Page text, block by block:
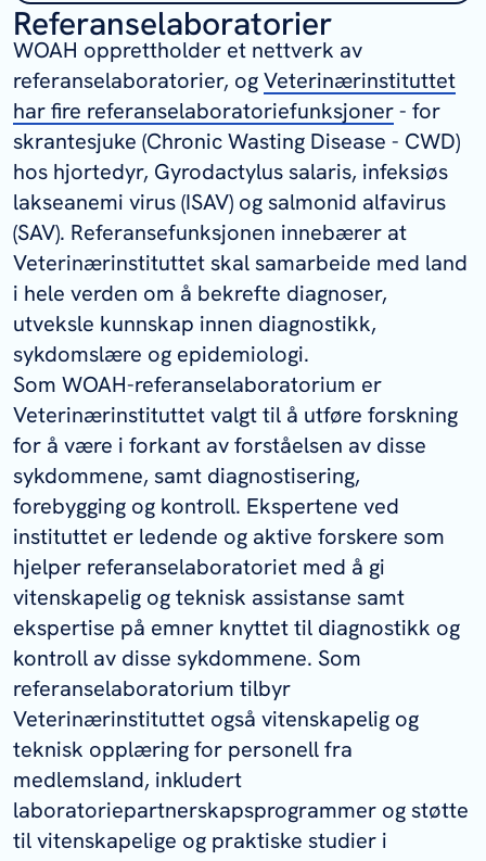
Epidemiologi og risikovurdering av
sykdommer hos akvatiske dyr
(Europa) –Saraya Tavornpanich
Dyrehelseøkonomi –Cecilie Sviland
Walde
Referanselaboratorier
WOAH opprettholder et nettverk av
referanselaboratorier, ogVeterinærinstituttet
har fire referanselaboratoriefunksjoner- for
skrantesjuke (Chronic Wasting Disease - CWD)
hos hjortedyr, Gyrodactylus salaris, infeksiøs
lakseanemi virus (ISAV) og salmonid alfavirus
(SAV). Referansefunksjonen innebærer at
Veterinærinstituttet skal samarbeide med land
i hele verden om å bekrefte diagnoser,
utveksle kunnskap innen diagnostikk,
sykdomslære og epidemiologi.
Som WOAH-referanselaboratorium er
Veterinærinstituttet valgt til å utføre forskning
for å være i forkant av forståelsen av disse
sykdommene, samt diagnostisering,
forebygging og kontroll. Ekspertene ved
instituttet er ledende og aktive forskere som
hjelper referanselaboratoriet med å gi
vitenskapelig og teknisk assistanse samt
ekspertise på emner knyttet til diagnostikk og
kontroll av disse sykdommene. Som
referanselaboratorium tilbyr
Veterinærinstituttet også vitenskapelig og
teknisk opplæring for personell fra
medlemsland, inkludert
laboratoriepartnerskapsprogrammer og støtte
til vitenskapelige og praktiske studier i